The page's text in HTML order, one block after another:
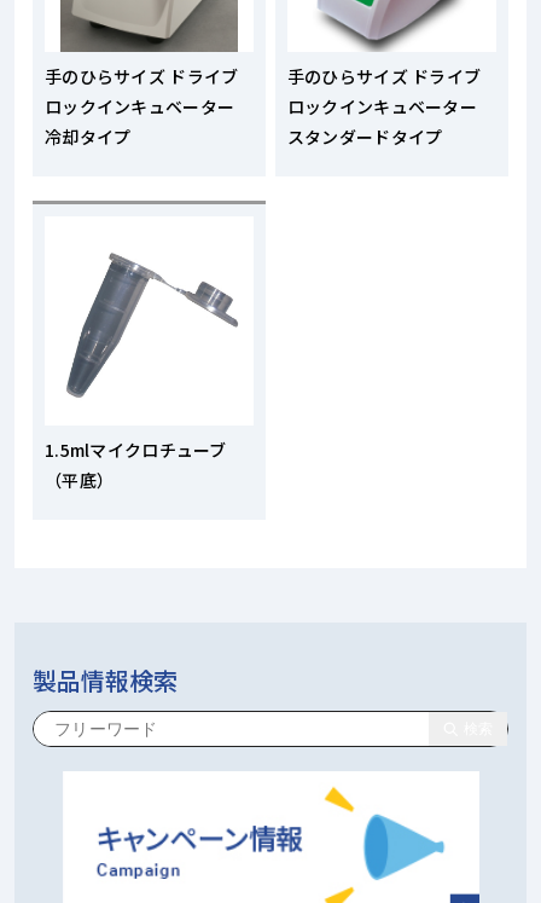
手のひらサイズ ドライブ
ロックインキュベーター
冷却タイプ
手のひらサイズ ドライブ
ロックインキュベーター
スタンダードタイプ
1.5mlマイクロチューブ
（平底）
製品情報検索